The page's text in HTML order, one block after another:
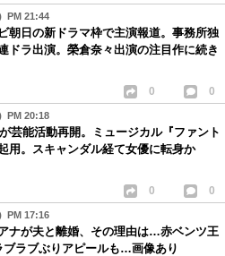
PM 21:44
朝日の新ドラマ枠で主演報道。事務所独
ドラ出演。榮倉奈々出演の注目作に続き
0 0
PM 20:18
芸能活動再開。ミュージカル『ファント
用。スキャンダル経て女優に転身か
0 0
PM 17:16
ナが夫と離婚、その理由は…赤ベンツ王
ブラブぶりアピールも…画像あり